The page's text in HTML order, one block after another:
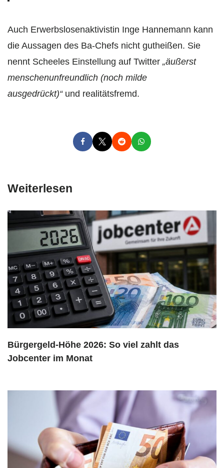
Auch Erwerbslosenaktivistin Inge Hannemann kann
die Aussagen des Ba-Chefs nicht gutheißen. Sie
nennt Scheeles Einstellung auf Twitter „äußerst
menschenunfreundlich (noch milde
ausgedrückt)“und realitätsfremd.
Weiterlesen
Bürgergeld-Höhe 2026: So viel zahlt das
Jobcenter im Monat